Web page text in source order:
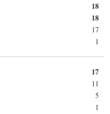
18
18
17
1
17
11
5
1